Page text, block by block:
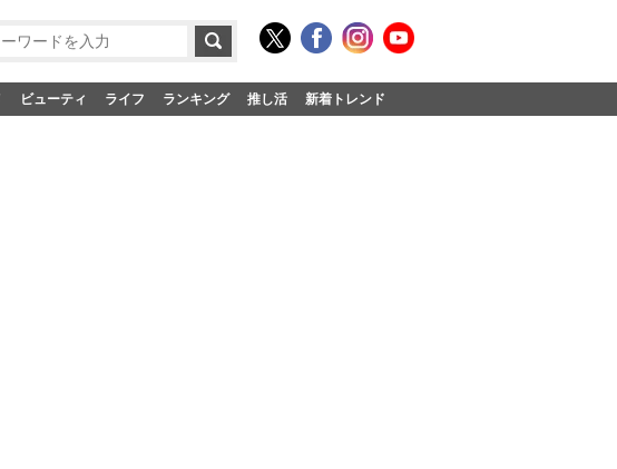
ビューティ ライフ ランキング 推し活 新着トレンド